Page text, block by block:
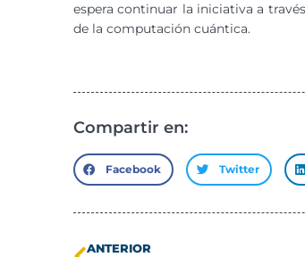
espera continuar la iniciativa a
de la computación cuántica.
Compartir en:
Facebook Twitter
ANTERIOR